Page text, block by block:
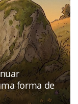
forma de